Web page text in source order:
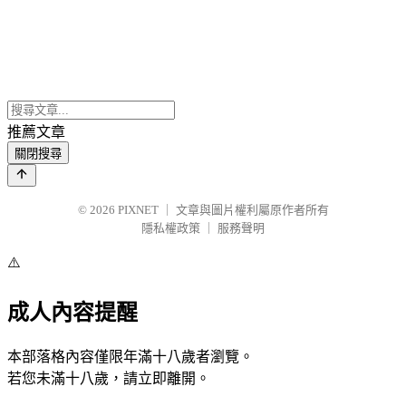
推薦文章
關閉搜尋
© 2026 PIXNET
文章與圖片權利屬原作者所有
隱私權政策
服務聲明
⚠️
成人內容提醒
本部落格內容僅限年滿十八歲者瀏覽。
若您未滿十八歲，請立即離開。